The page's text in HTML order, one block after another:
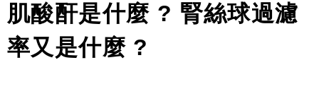
肌酸酐是什麼 ? 腎絲球過濾
率又是什麼 ?